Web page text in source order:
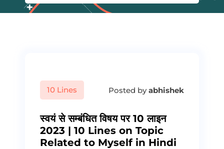
10 Lines Posted byabhishek
स्वयं से सम्बंधित विषय पर 10 लाइन
2023 | 10 Lines on Topic
Related to Myself in Hindi